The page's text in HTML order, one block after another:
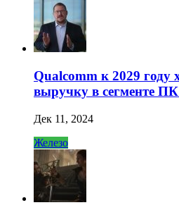
Qualcomm к 2029 году
выручку в сегменте
Дек 11, 2024
Железо